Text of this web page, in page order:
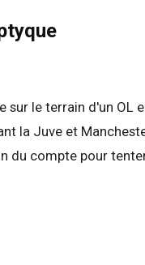
sur le terrain d'un OL
la Juve et
du compte pour